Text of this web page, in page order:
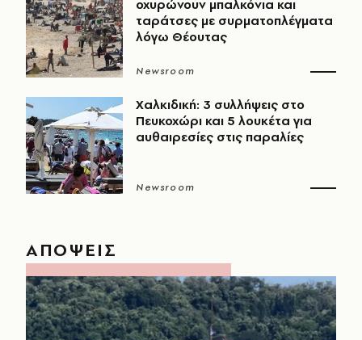
οχυρώνουν μπαλκόνια και
ταράτσες με συρματοπλέγματα
λόγω Θέουτας
Newsroom
Χαλκιδική: 3 συλλήψεις στο
Πευκοχώρι και 5 λουκέτα για
αυθαιρεσίες στις παραλίες
Newsroom
ΑΠΟΨΕΙΣ